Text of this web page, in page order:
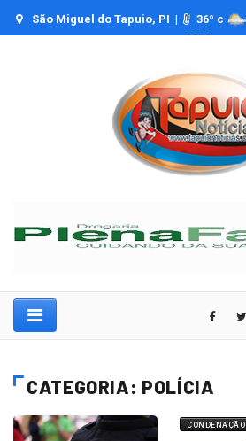
São Miguel do Tapuio, PI | 36º c
2026
CATEGORIA: POLÍCIA
CONDENAÇÃO